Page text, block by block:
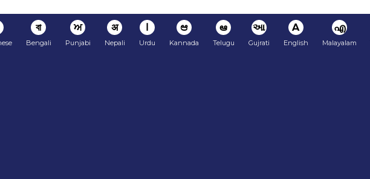
বা
Bengali
ਅ
Punjabi
अ
Nepali
ا
Urdu
ಆ
Kannada
ఆ
Telugu
આ
Gujrati
A
English
എ
Malayalam